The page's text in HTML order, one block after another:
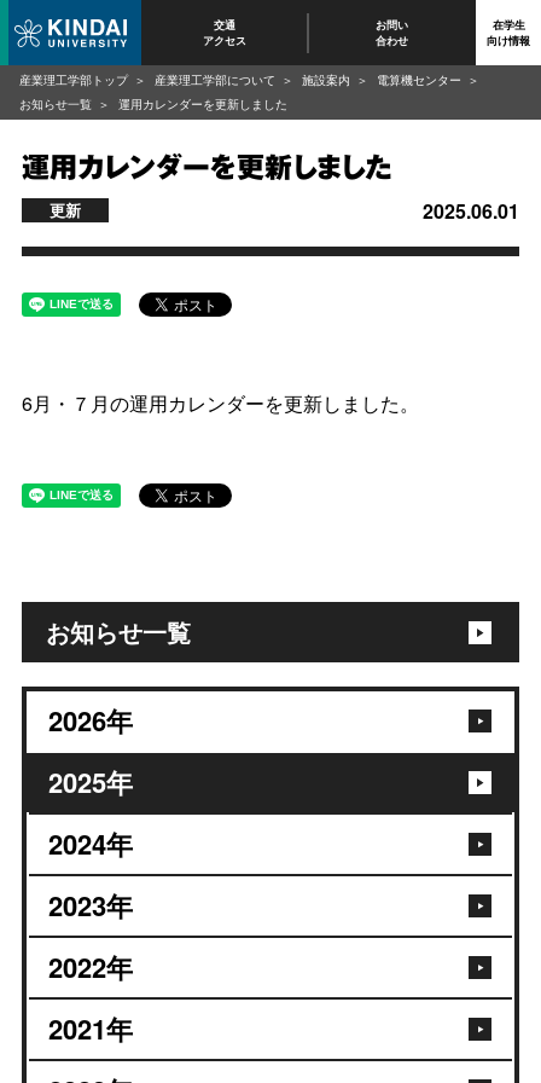
交通
アクセス
お問い
合わせ
在学生
向け情報
お知らせ一覧
2026年
2025年
2024年
2023年
2022年
2021年
運用カレンダーを更新しました
2025.06.01
更新
6月・７月の運用カレンダーを更新しました。
産業理工学部トップ 産業理工学部について 施設案内
電算機センター
お知らせ一覧
運用カレンダーを更新しました